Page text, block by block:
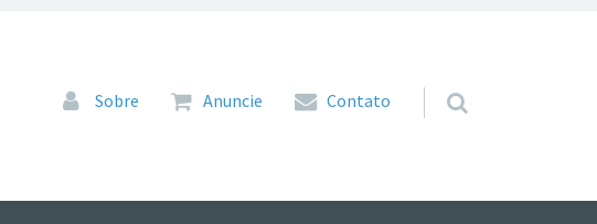
Pular para o conteúdo
Sobre Anuncie Contato